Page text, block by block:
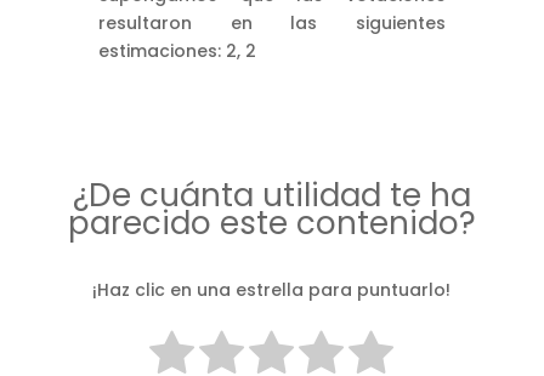
resultaron en las siguientes
estimaciones: 2, 2
¿De cuánta utilidad te ha
parecido este contenido?
¡Haz clic en una estrella para puntuarlo!